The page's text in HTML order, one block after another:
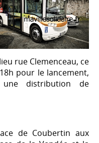
rue Clemenceau, ce
pour le lancement,
distribution de
de Coubertin aux